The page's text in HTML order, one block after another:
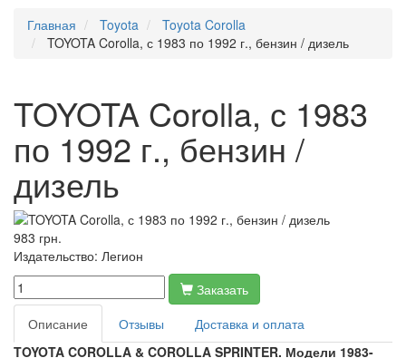
Главная
Toyota
Toyota Corolla
TOYOTA Corolla, с 1983 по 1992 г., бензин / дизель
TOYOTA Corolla, с 1983
по 1992 г., бензин /
дизель
983 грн.
Издательство: Легион
Заказать
Описание
Отзывы
Доставка и оплата
TOYOTA COROLLA & COROLLA SPRINTER. Модели 1983-